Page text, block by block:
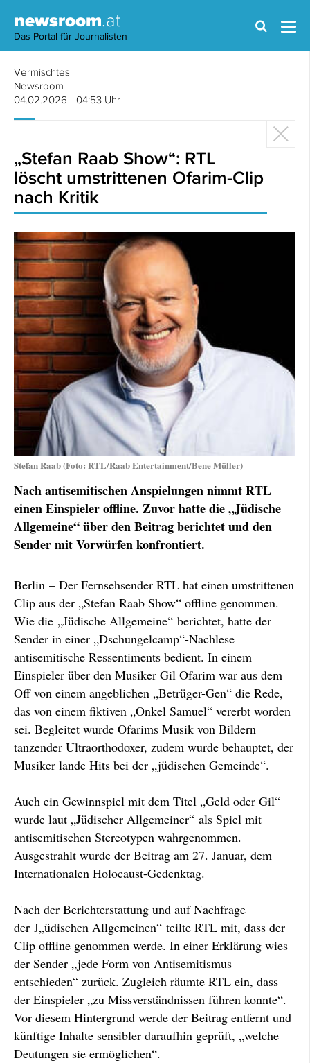
newsroom.at
Das Portal für Journalisten
Vermischtes
Newsroom
04.02.2026 - 04:53 Uhr
„Stefan Raab Show“: RTL
löscht umstrittenen Ofarim-Clip
nach Kritik
Stefan Raab (Foto: RTL/Raab Entertainment/Bene Müller)
Nach antisemitischen Anspielungen nimmt RTL
einen Einspieler offline. Zuvor hatte die „Jüdische
Allgemeine“ über den Beitrag berichtet und den
Sender mit Vorwürfen konfrontiert.
Berlin – Der Fernsehsender RTL hat einen umstrittenen
Clip aus der „Stefan Raab Show“ offline genommen.
Wie die „Jüdische Allgemeine“ berichtet, hatte der
Sender in einer „Dschungelcamp“-Nachlese
antisemitische Ressentiments bedient. In einem
Einspieler über den Musiker Gil Ofarim war aus dem
Off von einem angeblichen „Betrüger-Gen“ die Rede,
das von einem fiktiven „Onkel Samuel“ vererbt worden
sei. Begleitet wurde Ofarims Musik von Bildern
tanzender Ultraorthodoxer, zudem wurde behauptet, der
Musiker lande Hits bei der „jüdischen Gemeinde“.
Auch ein Gewinnspiel mit dem Titel „Geld oder Gil“
wurde laut „Jüdischer Allgemeiner“ als Spiel mit
antisemitischen Stereotypen wahrgenommen.
Ausgestrahlt wurde der Beitrag am 27. Januar, dem
Internationalen Holocaust-Gedenktag.
Nach der Berichterstattung und auf Nachfrage
der J„üdischen Allgemeinen“ teilte RTL mit, dass der
Clip offline genommen werde. In einer Erklärung wies
der Sender „jede Form von Antisemitismus
entschieden“ zurück. Zugleich räumte RTL ein, dass
der Einspieler „zu Missverständnissen führen konnte“.
Vor diesem Hintergrund werde der Beitrag entfernt und
künftige Inhalte sensibler daraufhin geprüft, „welche
Deutungen sie ermöglichen“.